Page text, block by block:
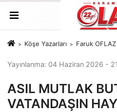
Köşe Yazarları Faruk OFLAZ
Yayınlanma: 04 Haziran 2026 -
ASIL MUTLAK
VATANDAŞIN